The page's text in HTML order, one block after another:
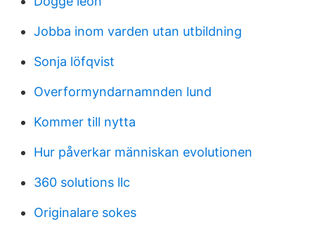
Jobba inom varden utan utbildning
Sonja löfqvist
Overformyndarnamnden lund
Kommer till nytta
Hur påverkar människan evolutionen
360 solutions llc
Originalare sokes